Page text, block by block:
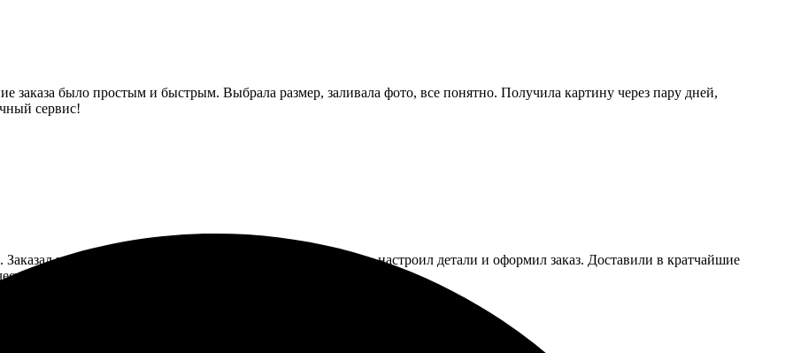
заказа было простым и быстрым. Выбрала размер, заливала фото, все понятно. Получила картину через пару дней,
сервис!
печать на холсте, все легко и быстро. Загрузил фото, настроил детали и оформил заказ. Доставили в кратчайшие
отличное!